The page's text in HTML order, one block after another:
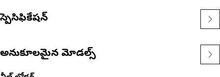
movement or displacement of components within a bore or
housing. It acts as a retaining device, holding components
• Manufactured to a precise specification and are built for
స్పెసిఫికేషన్
అనుకూలమైన మోడల్స్